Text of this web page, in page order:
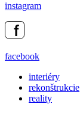
instagram
facebook
interiéry
rekonštrukcie
reality